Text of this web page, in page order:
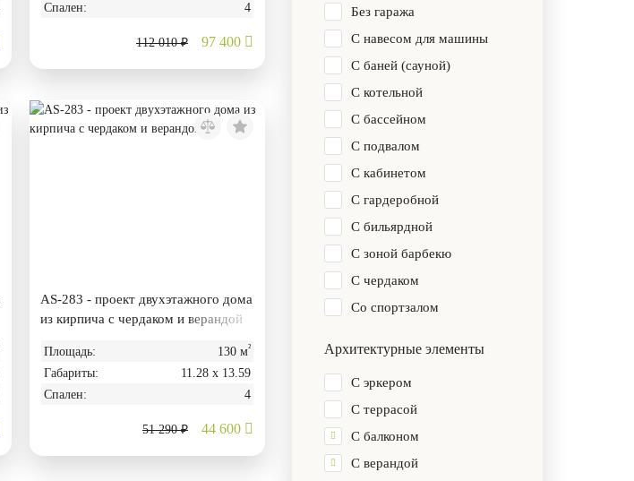
Без гаража
С навесом для машины
С баней (сауной)
С котельной
С бассейном
С подвалом
С кабинетом
С гардеробной
С бильярдной
С зоной барбекю
С чердаком
Со спортзалом
Архитектурные элементы
С эркером
С террасой
С балконом
С верандой
Спален:
4
112 010 ₽ 97 400
AS-283 - проект двухэтажного дома
из кирпича с чердаком и верандой
Площадь: 130 м²
Габариты:
11.28 х 13.59
Спален:
4
51 290 ₽ 44 600